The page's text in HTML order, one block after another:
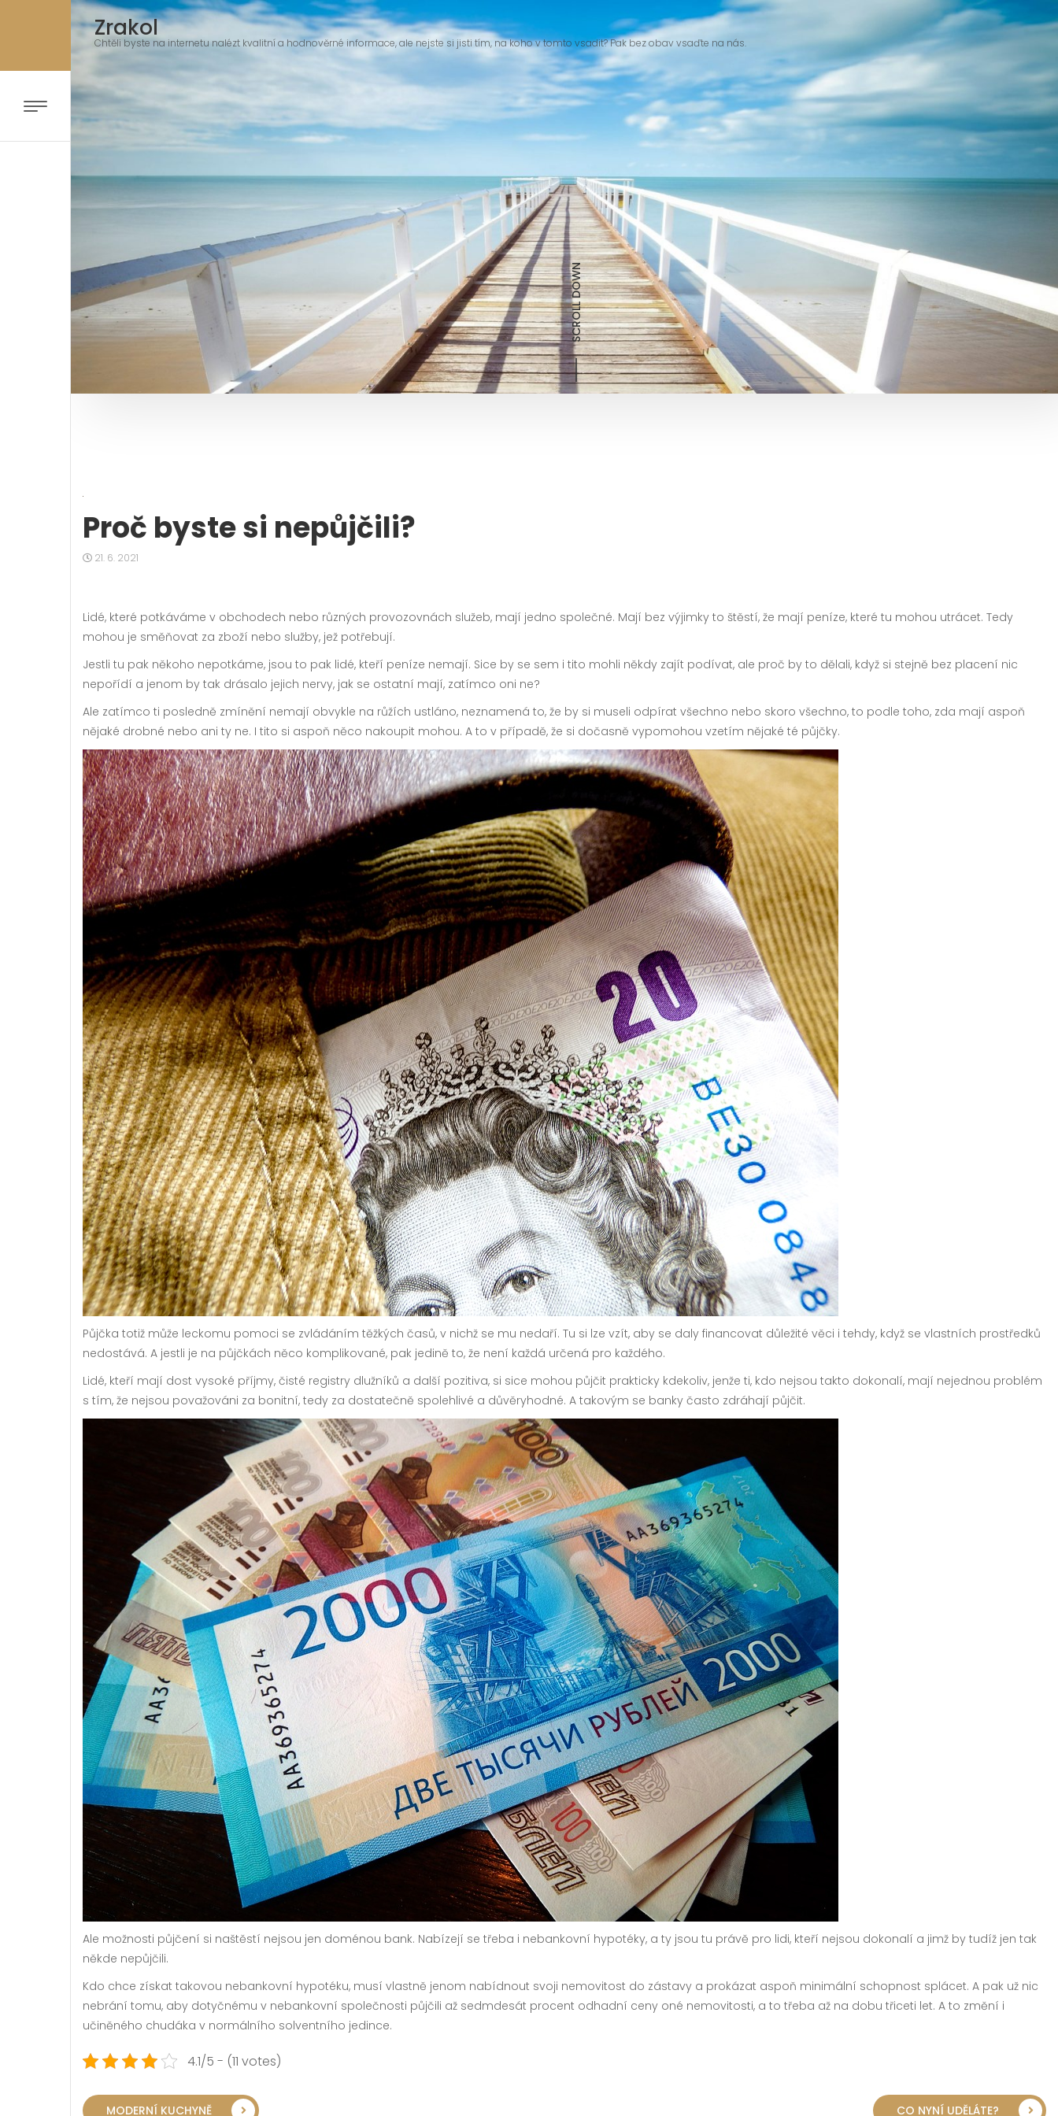
Zrakol
Chtěli byste na internetu nalézt kvalitní a hodnověrné informace, ale nejste si jisti tím, na koho v tomto vsadit? Pak bez obav vsaďte na nás.
SCROLL DOWN
Proč byste si nepůjčili?
21. 6. 2021
Lidé, které potkáváme v obchodech nebo různých provozovnách služeb, mají jedno společné. Mají bez výjimky to štěstí, že mají peníze, které tu mohou utrácet. Tedy
mohou je směňovat za zboží nebo služby, jež potřebují.
Jestli tu pak někoho nepotkáme, jsou to pak lidé, kteří peníze nemají. Sice by se sem i tito mohli někdy zajít podívat, ale proč by to dělali, když si stejně bez placení nic
nepořídí a jenom by tak drásalo jejich nervy, jak se ostatní mají, zatímco oni ne?
Ale zatímco ti posledně zmínění nemají obvykle na růžích ustláno, neznamená to, že by si museli odpírat všechno nebo skoro všechno, to podle toho, zda mají aspoň
nějaké drobné nebo ani ty ne. I tito si aspoň něco nakoupit mohou. A to v případě, že si dočasně vypomohou vzetím nějaké té půjčky.
Půjčka totiž může leckomu pomoci se zvládáním těžkých časů, v nichž se mu nedaří. Tu si lze vzít, aby se daly financovat důležité věci i tehdy, když se vlastních prostředků
nedostává. A jestli je na půjčkách něco komplikované, pak jedině to, že není každá určená pro každého.
Lidé, kteří mají dost vysoké příjmy, čisté registry dlužníků a další pozitiva, si sice mohou půjčit prakticky kdekoliv, jenže ti, kdo nejsou takto dokonalí, mají nejednou problém
s tím, že nejsou považováni za bonitní, tedy za dostatečně spolehlivé a důvěryhodné. A takovým se banky často zdráhají půjčit.
Ale možnosti půjčení si naštěstí nejsou jen doménou bank. Nabízejí se třeba i nebankovní hypotéky, a ty jsou tu právě pro lidi, kteří nejsou dokonalí a jimž by tudíž jen tak
někde nepůjčili.
Kdo chce získat takovou nebankovní hypotéku, musí vlastně jenom nabídnout svoji nemovitost do zástavy a prokázat aspoň minimální schopnost splácet. A pak už nic
nebrání tomu, aby dotyčnému v nebankovní společnosti půjčili až sedmdesát procent odhadní ceny oné nemovitosti, a to třeba až na dobu třiceti let. A to změní i
učiněného chudáka v normálního solventního jedince.
4.1/5 - (11 votes)
MODERNÍ KUCHYNĚ CO NYNÍ UDĚLÁTE?